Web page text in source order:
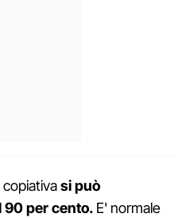
copiativasi può
90 per cento. E' normale